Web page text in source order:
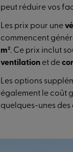
peut réduire vos
Les prix pour une
commencent
m². Ce prix inclut
ventilation et de
Les options
également le coût
quelques-unes des